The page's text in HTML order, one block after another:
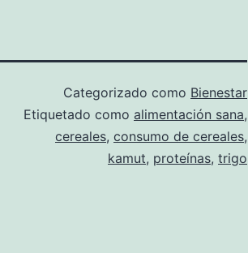
Categorizado como Bienestar
Etiquetado como alimentación sana,
cereales, consumo de cereales,
kamut, proteínas, trigo